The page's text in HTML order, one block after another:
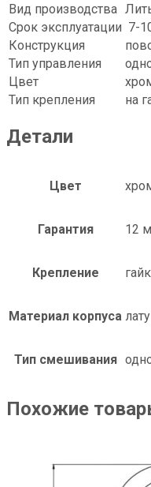
Вид производства
Срок эксплуатации 7-
Конструкция
Тип управления
Цвет
Тип крепления
на
Детали
Цвет
Гарантия 12
Крепление
Материал корпуса
Тип смешивания
Похожие